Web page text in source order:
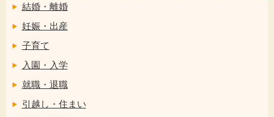
結婚・離婚
妊娠・出産
子育て
入園・入学
就職・退職
引越し・住まい